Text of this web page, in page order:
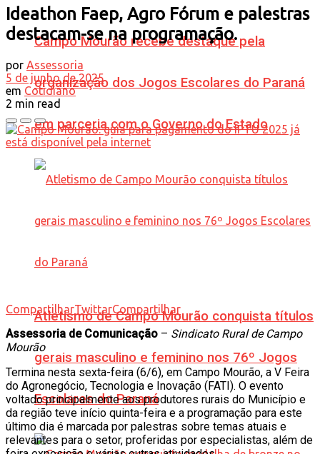
Campo Mourão recebe destaque pela
organização dos Jogos Escolares do Paraná
em parceria com o Governo do Estado
Atletismo de Campo Mourão conquista títulos
gerais masculino e feminino nos 76º Jogos
Escolares do Paraná
Ideathon Faep, Agro Fórum e palestras
destacam-se na programação.
por Assessoria
5 de junho de 2025
em Cotidiano
2 min read
CompartilharTwittarCompartilhar
Assessoria de Comunicação – Sindicato Rural de Campo
Mourão
Termina nesta sexta-feira (6/6), em Campo Mourão, a V Feira
do Agronegócio, Tecnologia e Inovação (FATI). O evento
voltado principalmente aos produtores rurais do Município e
da região teve início quinta-feira e a programação para este
último dia é marcada por palestras sobre temas atuais e
relevantes para o setor, proferidas por especialistas, além de